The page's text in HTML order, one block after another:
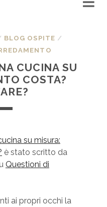
BLOG OSPITE /
CUCINA SU
COSTA?
su misura:
è stato scritto da
Questioni di
ai propri occhi la